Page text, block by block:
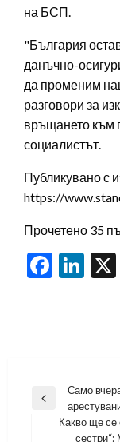
на БСП.
"България
данъчно-
да променим
разговори за
връщането към
социалистът.
Публикувано с
https://
Прочетено 35
Навигация
Previous
Само
Какво ще се